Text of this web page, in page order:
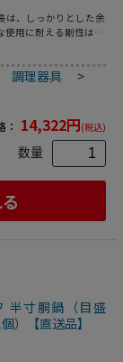
、しっかりとした余
使用に耐える剛性はも
、コゲつきにくく、
デルです。●アルミは
約13倍）、鍋全体
差が少なく、スープ
が分散してコゲつき
量：23L
調理器具
>
： 14,322円(税込)
数量
寸胴鍋（目盛
）【直送品】